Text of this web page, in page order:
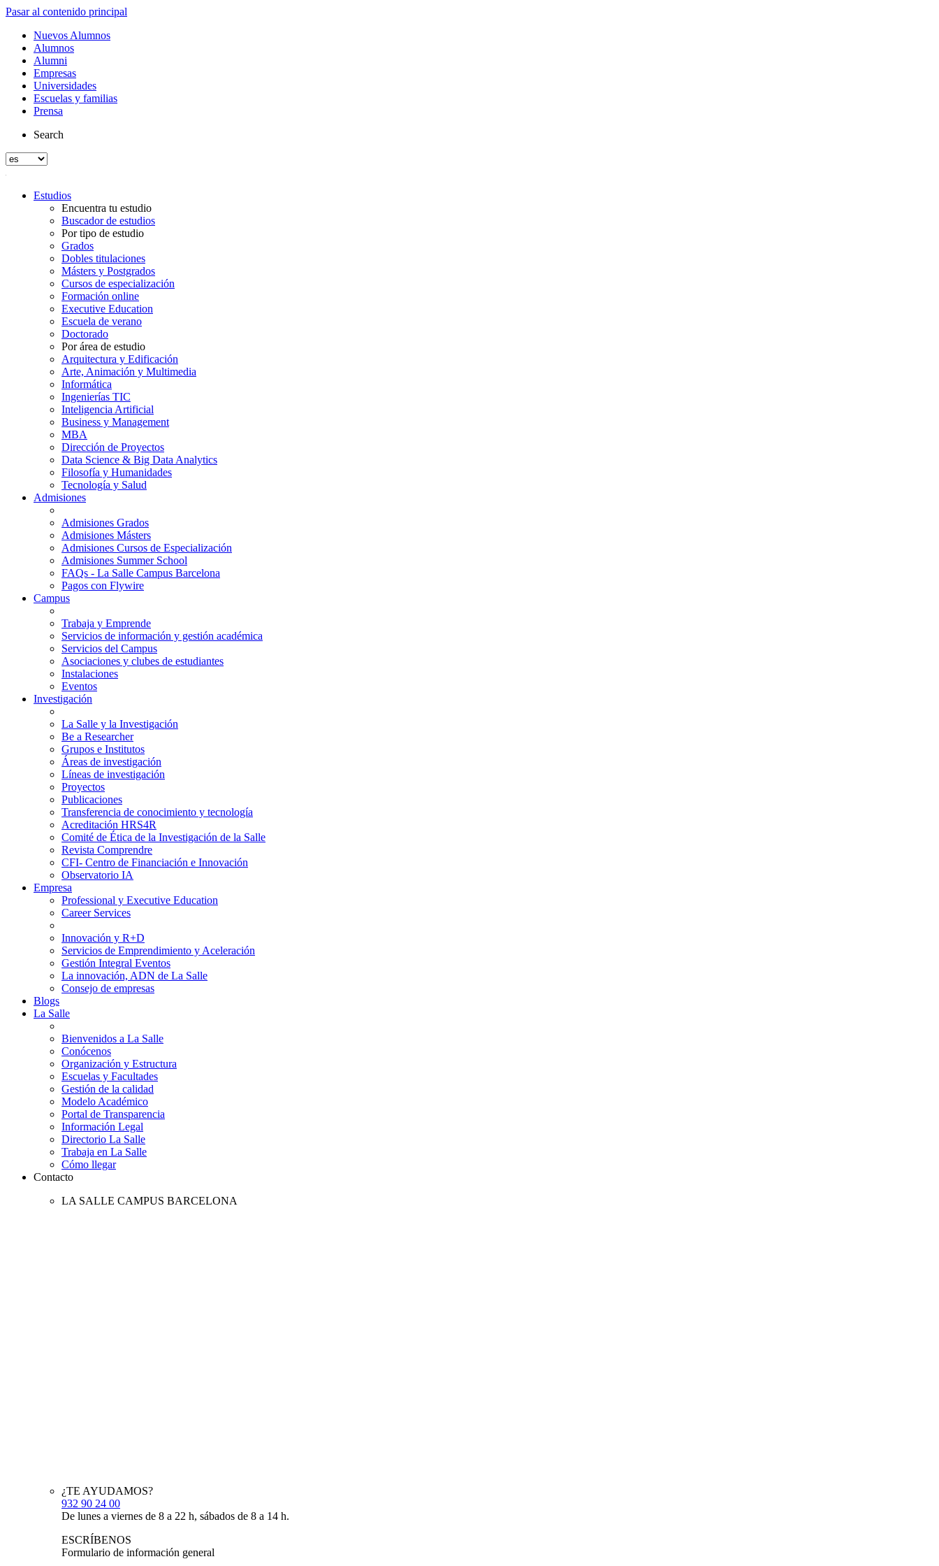
Pasar al contenido principal
Nuevos Alumnos
Alumnos
Alumni
Empresas
Universidades
Escuelas y familias
Prensa
Search
Estudios
Encuentra tu estudio
Buscador de estudios
Por tipo de estudio
Grados
Dobles titulaciones
Másters y Postgrados
Cursos de especialización
Formación online
Executive Education
Escuela de verano
Doctorado
Por área de estudio
Arquitectura y Edificación
Arte, Animación y Multimedia
Informática
Ingenierías TIC
Inteligencia Artificial
Business y Management
MBA
Dirección de Proyectos
Data Science & Big Data Analytics
Filosofía y Humanidades
Tecnología y Salud
Admisiones
Admisiones Grados
Admisiones Másters
Admisiones Cursos de Especialización
Admisiones Summer School
FAQs - La Salle Campus Barcelona
Pagos con Flywire
Campus
Trabaja y Emprende
Servicios de información y gestión académica
Servicios del Campus
Asociaciones y clubes de estudiantes
Instalaciones
Eventos
Investigación
La Salle y la Investigación
Be a Researcher
Grupos e Institutos
Áreas de investigación
Líneas de investigación
Proyectos
Publicaciones
Transferencia de conocimiento y tecnología
Acreditación HRS4R
Comité de Ética de la Investigación de la Salle
Revista Comprendre
CFI- Centro de Financiación e Innovación
Observatorio IA
Empresa
Professional y Executive Education
Career Services
Innovación y R+D
Servicios de Emprendimiento y Aceleración
Gestión Integral Eventos
La innovación, ADN de La Salle
Consejo de empresas
Blogs
La Salle
Bienvenidos a La Salle
Conócenos
Organización y Estructura
Escuelas y Facultades
Gestión de la calidad
Modelo Académico
Portal de Transparencia
Información Legal
Directorio La Salle
Trabaja en La Salle
Cómo llegar
Contacto
LA SALLE CAMPUS BARCELONA
¿TE AYUDAMOS?
932 90 24 00
De lunes a viernes de 8 a 22 h, sábados de 8 a 14 h.
ESCRÍBENOS
Formulario de información general